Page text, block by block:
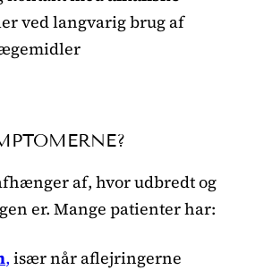
ved langvarig brug af
af, hvor udbredt og
er. Mange patienter har:
, især når aflejringerne